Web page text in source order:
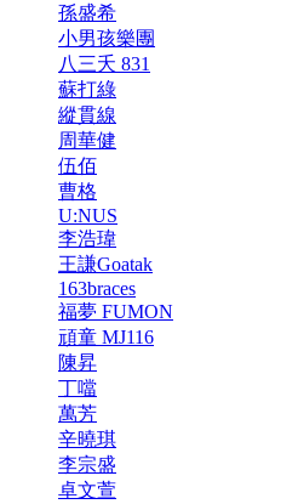
孫盛希
小男孩樂團
八三夭 831
蘇打綠
縱貫線
周華健
伍佰
曹格
U:NUS
李浩瑋
王謙Goatak
163braces
福夢 FUMON
頑童 MJ116
陳昇
丁噹
萬芳
辛曉琪
李宗盛
卓文萱